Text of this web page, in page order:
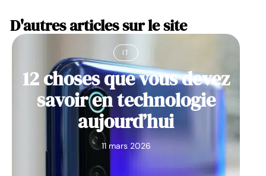
D'autres articles sur le site
IT
12 choses que vous devez
savoir en technologie
aujourd’hui
11 mars 2026